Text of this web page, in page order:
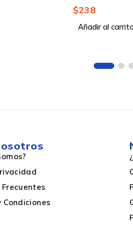
Monocromático
Si
$287
Añadir al carrito
Condiciones